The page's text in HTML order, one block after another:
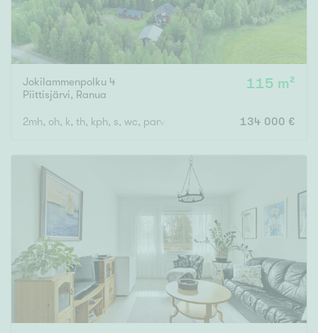
Jokilammenpolku 4
Piittisjärvi, Ranua
115 m²
2mh, oh, k, th, kph, s, wc, parvi 134 000 €